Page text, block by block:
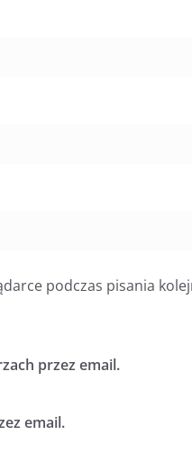
podczas pisania
przez email.
email.